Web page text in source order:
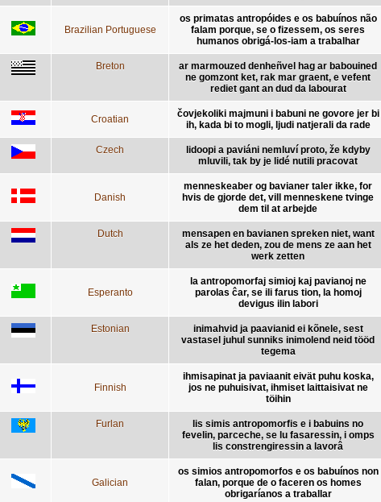
Brazilian Portuguese
os primatas antropóides e os babuínos não
falam porque, se o fizessem, os seres
humanos obrigá-los-iam a trabalhar
Breton
ar marmouzed denheñvel hag ar babouined
ne gomzont ket, rak mar graent, e vefent
rediet gant an dud da labourat
Croatian
čovjekoliki majmuni i babuni ne govore jer bi
ih, kada bi to mogli, ljudi natjerali da rade
Czech
lidoopi a paviáni nemluví proto, že kdyby
mluvili, tak by je lidé nutili pracovat
Danish
menneskeaber og bavianer taler ikke, for
hvis de gjorde det, vill menneskene tvinge
dem til at arbejde
Dutch
mensapen en bavianen spreken niet, want
als ze het deden, zou de mens ze aan het
werk zetten
Esperanto
la antropomorfaj simioj kaj pavianoj ne
parolas ĉar, se ili farus tion, la homoj
devigus ilin labori
Estonian
inimahvid ja paavianid ei kõnele, sest
vastasel juhul sunniks inimolend neid tööd
tegema
Finnish
ihmisapinat ja paviaanit eivät puhu koska,
jos ne puhuisivat, ihmiset laittaisivat ne
töihin
Furlan
lis simis antropomorfis e i babuins no
fevelin, parceche, se lu fasaressin, i omps
lis constrengiressin a lavorâ
Galician
os simios antropomorfos e os babuínos non
falan, porque de o faceren os homes
obrigaríanos a traballar